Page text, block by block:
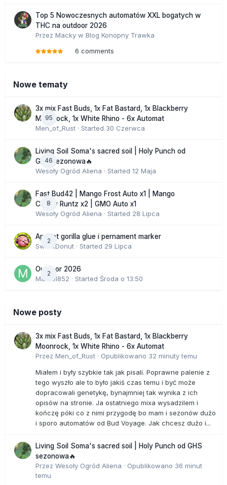
Top 5 Nowoczesnych automatów XXL bogatych w
THC na outdoor 2026
Przez Macky w Blog Konopny Trawka
6 comments
Nowe tematy
95
3x mix Fast Buds, 1x Fat Bastard, 1x Blackberry
Moonrock, 1x White Rhino - 6x Automat
Men_of_Rust · Started 30 Czerwca
46
Living Soil Soma's sacred soil | Holy Punch od
GHS sezonowa🔥
Wesoły Ogród Aliena · Started 12 Maja
8
Fast Bud42 | Mango Frost Auto x1 | Mango
Cherry Runtz x2 | GMO Auto x1
Wesoły Ogród Aliena · Started 28 Lipca
2
Apricot gorilla glue i pernament marker
SweetDonut · Started 29 Lipca
2
Outdoor 2026
Marcel852 · Started Środa o 13:50
Nowe posty
3x mix Fast Buds, 1x Fat Bastard, 1x Blackberry
Moonrock, 1x White Rhino - 6x Automat
Przez Men_of_Rust · Opublikowano 32 minuty temu
Miałem i były szybkie tak jak pisali. Poprawne palenie z
tego wyszło ale to było jakiś czas temu i być może
dopracowali genetykę, bynajmniej tak wynika z ich
opisów na stronie. Ja ostatniego mixa wysadzilem i
kończę póki co z nimi przygodę bo mam i sezonów dużo
i sporo automatów od Bud Voyage. Jak chcesz dużo i...
Living Soil Soma's sacred soil | Holy Punch od GHS
sezonowa🔥
Przez Wesoły Ogród Aliena · Opublikowano 36 minut
temu